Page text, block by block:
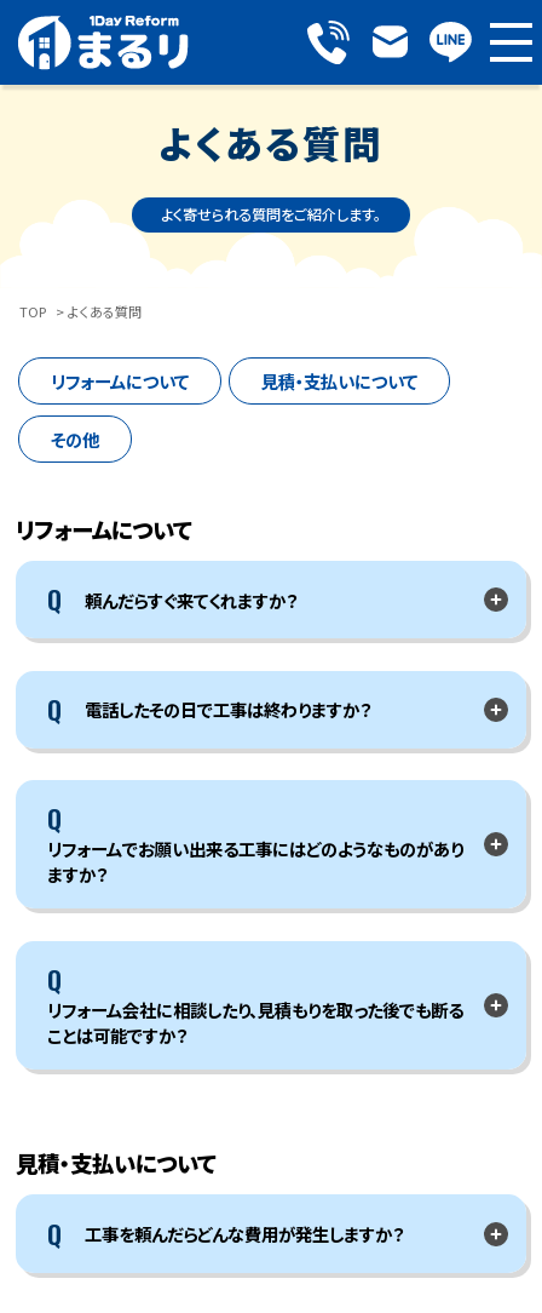
よくある質問
よく寄せられる質問をご紹介します。
TOP > よくある質問
リフォームについて 見積・支払いについて
その他
リフォームについて
Q 頼んだらすぐ来てくれますか？
Q 電話したその日で工事は終わりますか？
Q
リフォームでお願い出来る工事にはどのようなものがあり
ますか？
Q
リフォーム会社に相談したり、見積もりを取った後でも断る
ことは可能ですか？
見積・支払いについて
Q 工事を頼んだらどんな費用が発生しますか？